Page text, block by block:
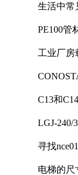
生活中常
PE100管
工业厂房
C13和
LGJ-240/
寻找
电梯的尺